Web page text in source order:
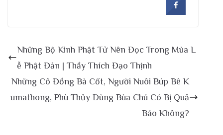
Những Bộ Kinh Phật Tử Nên Đọc Trong Mùa L
ễ Phật Đản | Thầy Thích Đạo Thịnh
Những Cô Đồng Bà Cốt, Người Nuôi Búp Bê K
umathong, Phù Thủy Dùng Bùa Chú Có Bị Quả
Báo Không?